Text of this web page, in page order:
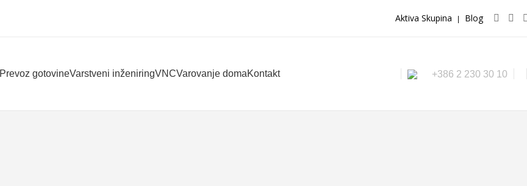
Aktiva Skupina Blog
Prevoz gotovineVarstveni inženiringVNCVarovanje domaKontakt +386 2 230 30 10